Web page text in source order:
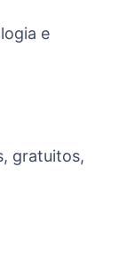
e
gratuitos,